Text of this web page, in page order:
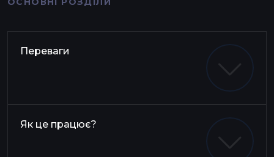
Переваги
Як це працює?